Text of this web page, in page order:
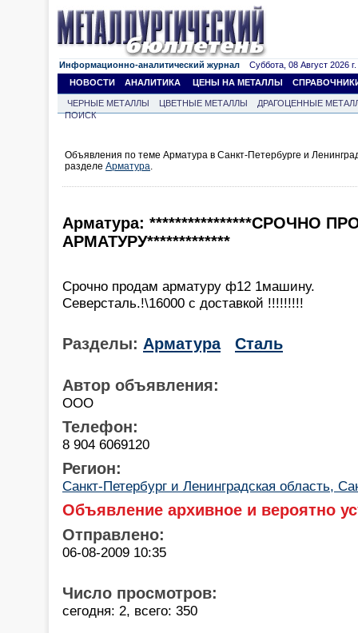
Информационно-аналитический журнал Суббота, 08 Август 2026 г.
НОВОСТИ
АНАЛИТИКА ЦЕНЫ НА МЕТАЛЛЫ
ЧЕРНЫЕ МЕТАЛЛЫ ЦВЕТНЫЕ МЕТАЛЛЫ
ДРАГОЦЕННЫЕ
ПОИСК
Объявления по теме Арматура в Санкт-Петербурге и
разделе Арматура.
Арматура: ****************СРОЧНО
АРМАТУРУ*************
Срочно продам арматуру ф12 1машину.
Северсталь.!\16000 с доставкой !!!!!!!!!
Разделы: Арматура Сталь
Автор объявления:
ООО
Телефон:
8 904 6069120
Регион:
Санкт-Петербург и Ленинградская область,
Объявление архивное и вероятно
Отправлено:
06-08-2009 10:35
Число просмотров:
сегодня: 2, всего: 350